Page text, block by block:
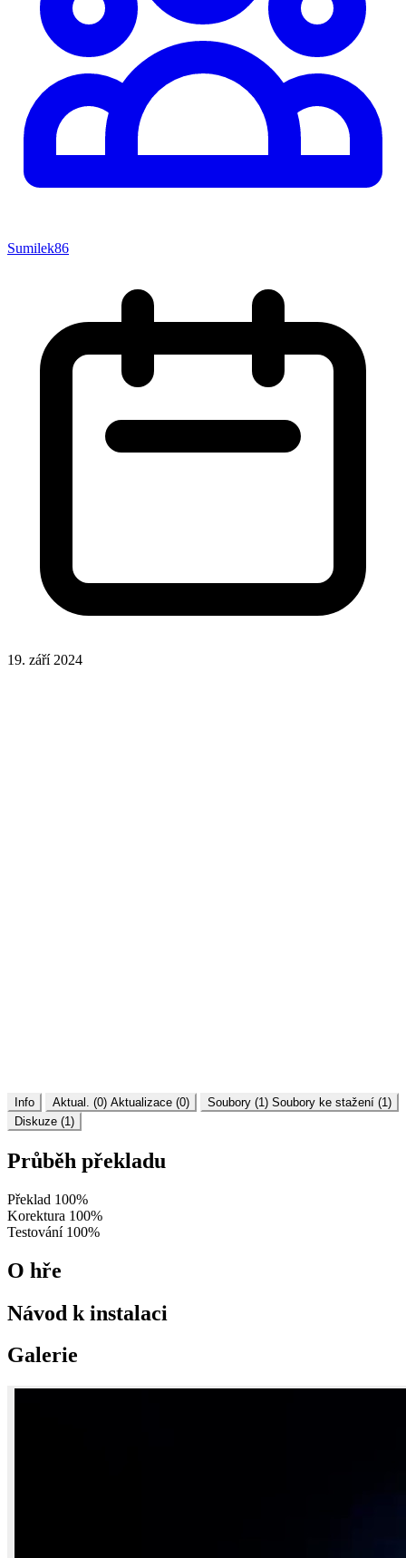
Sumilek86
19. září 2024
Info Aktual. (0) Aktualizace (0) Soubory (1) Soubory ke stažení (1)
Diskuze (1)
Průběh překladu
Překlad 100%
Korektura 100%
Testování 100%
O hře
Návod k instalaci
Galerie